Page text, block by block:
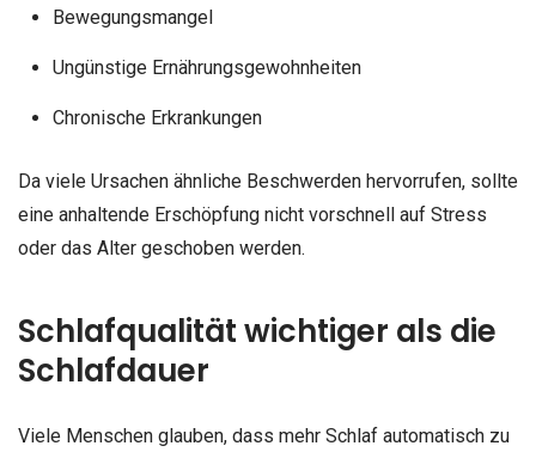
Bewegungsmangel
Ungünstige Ernährungsgewohnheiten
Chronische Erkrankungen
Da viele Ursachen ähnliche Beschwerden hervorrufen, sollte
eine anhaltende Erschöpfung nicht vorschnell auf Stress
oder das Alter geschoben werden.
Schlafqualität wichtiger als die
Schlafdauer
Viele Menschen glauben, dass mehr Schlaf automatisch zu